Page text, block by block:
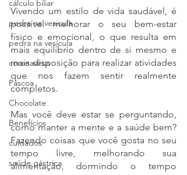
cálculo biliar
pedra na vesicula
pedra na vesícula
coronavírus
Páscoa
Chocolate
Benefícios
cuidados
saúde gástrica
Vivendo um estilo de vida saudável, é
possível melhorar o seu bem-estar
físico e emocional, o que resulta em
mais equilíbrio dentro de si mesmo e
mais disposição para realizar atividades
que nos fazem sentir realmente
completos.
Mas você deve estar se perguntando,
como manter a mente e a saúde bem?
Fazendo coisas que você gosta no seu
tempo livre, melhorando sua
alimentação, dormindo o tempo